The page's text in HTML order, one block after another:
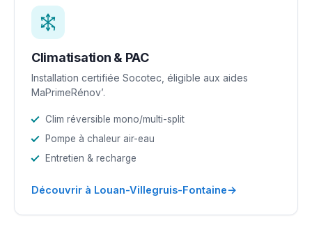
Climatisation & PAC
Installation certifiée Socotec, éligible aux aides
MaPrimeRénov’.
Clim réversible mono/multi-split
Pompe à chaleur air-eau
Entretien & recharge
Découvrir à Louan-Villegruis-Fontaine→